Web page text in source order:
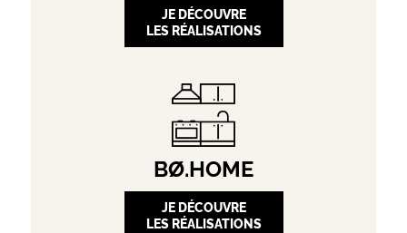
JE DÉCOUVRE
LES RÉALISATIONS
BØ.HOME
JE DÉCOUVRE
LES RÉALISATIONS